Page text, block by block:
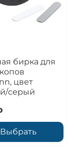
бирка для
цвет
серый
Выбрать